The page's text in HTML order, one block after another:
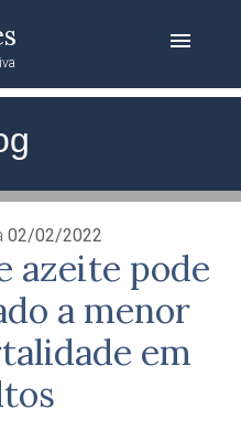
menu
02/02/2022
azeite pode
a menor
em